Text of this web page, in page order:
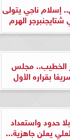
إسلام ناجي يتولى
الهرم
الخطيب.. مجلس
بقراره الأول
حدود واستعداد
يعلن جاهزية...